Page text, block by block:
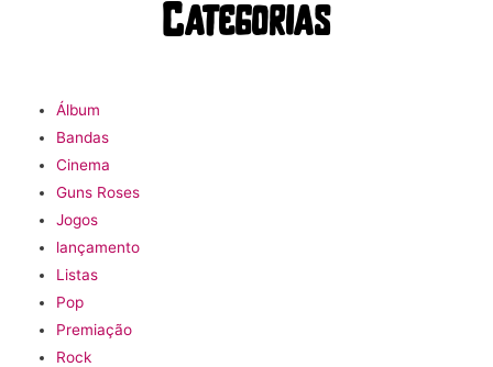
Categorias
Álbum
Bandas
Cinema
Guns Roses
Jogos
lançamento
Listas
Pop
Premiação
Rock